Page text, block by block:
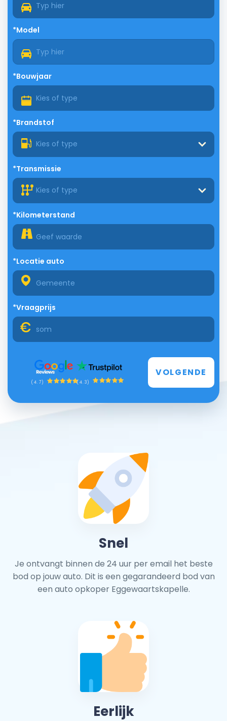
*Model
*Bouwjaar
*Brandstof
Kies of type
*Transmissie
Kies of type
*Kilometerstand
*Locatie auto
*Vraagprijs
(4.7) (4.3)
VOLGENDE
Snel
Je ontvangt binnen de 24 uur per email het beste
bod op jouw auto. Dit is een gegarandeerd bod van
een auto opkoper Eggewaartskapelle.
Eerlijk